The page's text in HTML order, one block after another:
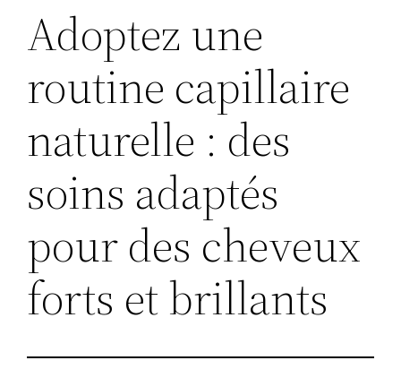
Adoptez une
routine capillaire
naturelle : des
soins adaptés
pour des cheveux
forts et brillants